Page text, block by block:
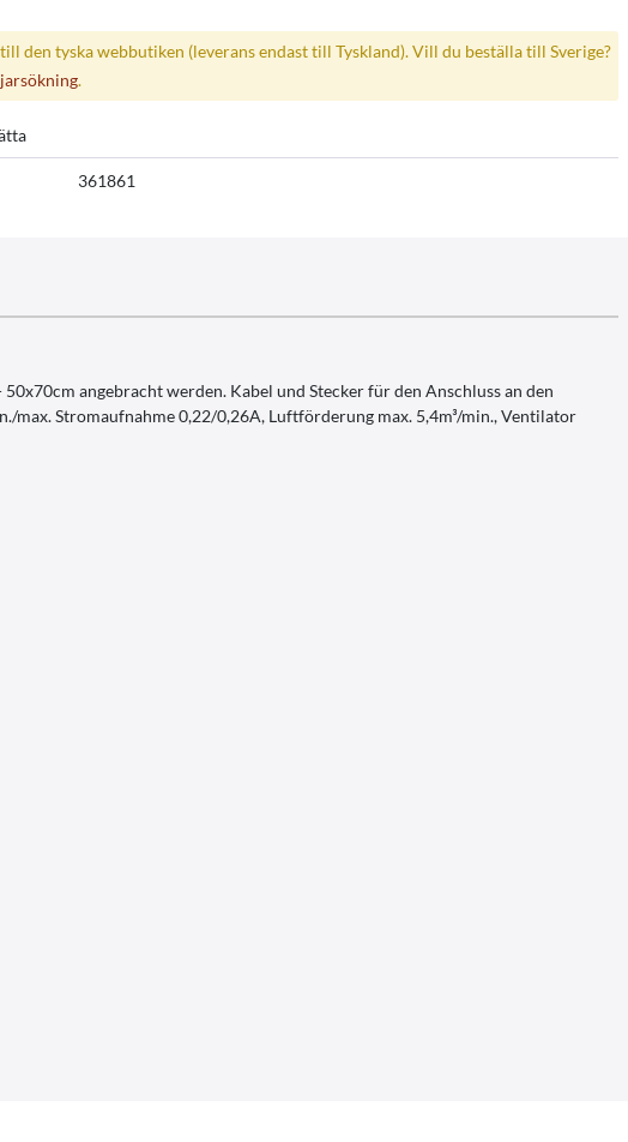
den tyska webbutiken (leverans endast till Tyskland). Vill du beställa till Sverige?
.
361861
angebracht werden. Kabel und Stecker für den Anschluss an den
max. Stromaufnahme 0,22/0,26A, Luftförderung max. 5,4m³/min., Ventilator